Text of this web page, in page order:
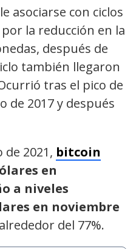
asociarse con ciclos
la reducción en la
después de
también llegaron
tras el pico de
de 2017 y después
de 2021, bitcoin
en
a niveles
en noviembre
del 77%.